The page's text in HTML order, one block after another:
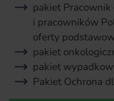
pakiet
i pracowników
oferty
pakiet
pakiet
Pakiet Ochrona